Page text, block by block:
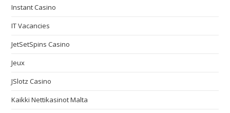
Instant Casino
IT Vacancies
JetSetSpins Casino
Jeux
JSlotz Casino
Kaikki Nettikasinot Malta